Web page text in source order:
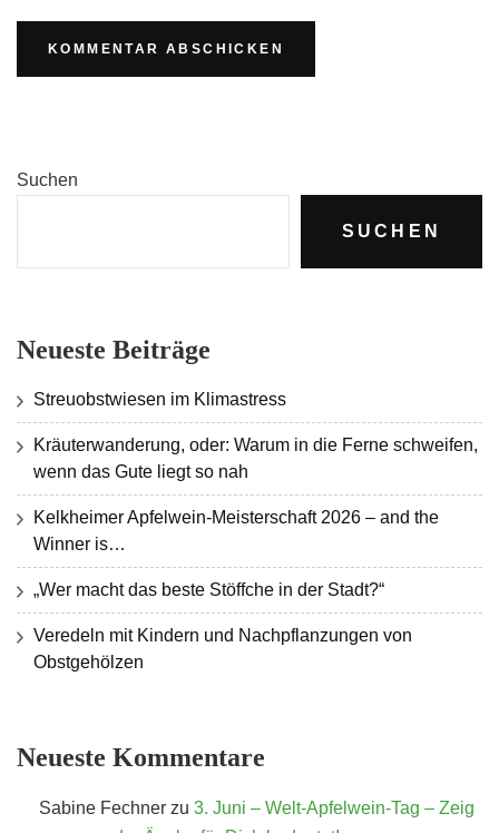
Suchen
SUCHEN
Neueste Beiträge
Streuobstwiesen im Klimastress
Kräuterwanderung, oder: Warum in die Ferne schweifen,
wenn das Gute liegt so nah
Kelkheimer Apfelwein-Meisterschaft 2026 – and the
Winner is…
„Wer macht das beste Stöffche in der Stadt?“
Veredeln mit Kindern und Nachpflanzungen von
Obstgehölzen
Neueste Kommentare
Sabine Fechner zu 3. Juni – Welt-Apfelwein-Tag – Zeig